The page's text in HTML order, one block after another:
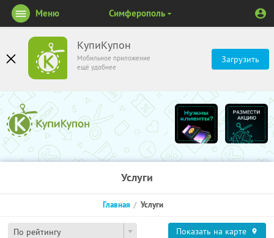
КупиКупон
Мобильное приложение
ещё удобнее
Загрузить
Меню Симферополь
Услуги
По рейтингу
Главная Услуги
Показать на карте